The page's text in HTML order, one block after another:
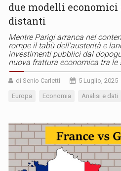
due modelli economici
distanti
Mentre Parigi arranca nel
rompe il tabù dell'austerità e
investimenti pubblici dal
nuova frattura economica tra le
di Senio Carletti 5 Luglio, 2025
Europa Economia Analisi e dati